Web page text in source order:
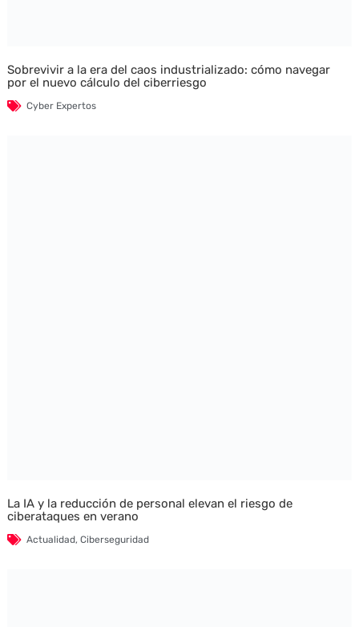
Sobrevivir a la era del caos industrializado: cómo navegar
por el nuevo cálculo del ciberriesgo
Cyber Expertos
La IA y la reducción de personal elevan el riesgo de
ciberataques en verano
Actualidad, Ciberseguridad